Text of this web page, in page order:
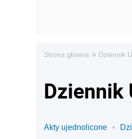
Strona główna » Dziennik
Dziennik
Akty ujednolicone